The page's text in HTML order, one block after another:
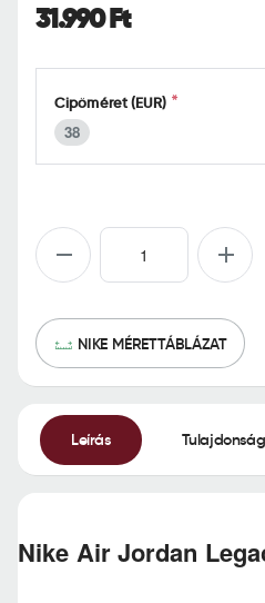
e
31.990 Ft
Cipőméret (EUR)
38
NIKE MÉRETTÁBLÁZAT
Leírás
Nike Air Jordan